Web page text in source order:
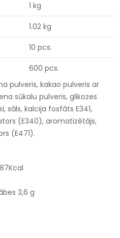
1 kg
1.02 kg
10 pcs.
600 pcs.
pulveris, kakao pulveris ar
sūkalu pulveris, glikozes
sāls, kalcija fosfāts E341,
(E340), aromatizētājs,
(E471).
3,6 g